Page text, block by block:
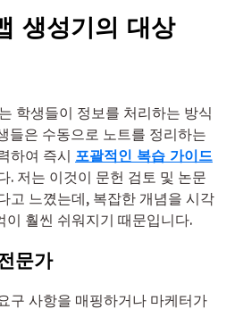
생성기의 대상
학생들이 정보를 처리하는 방식
들은 수동으로 노트를 정리하는
하여 즉시 포괄적인 복습 가이드
. 저는 이것이 문헌 검토 및 논문
고 느꼈는데, 복잡한 개념을 시각
이 훨씬 쉬워지기 때문입니다.
문가
구 사항을 매핑하거나 마케터가